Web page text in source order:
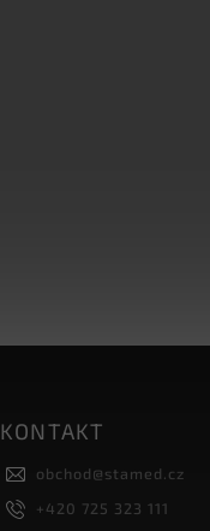
KONTAKT
obchod@stamed.cz
+420 725 323 111